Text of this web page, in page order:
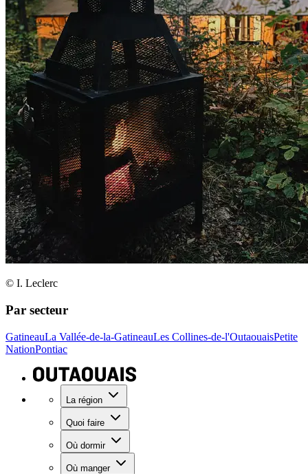
© I. Leclerc
Par secteur
GatineauLa Vallée-de-la-GatineauLes Collines-de-l'OutaouaisPetite
NationPontiac
La région
Quoi faire
Où dormir
Où manger